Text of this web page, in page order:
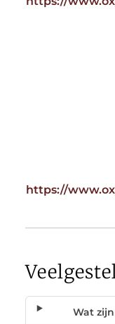
https://
Wat